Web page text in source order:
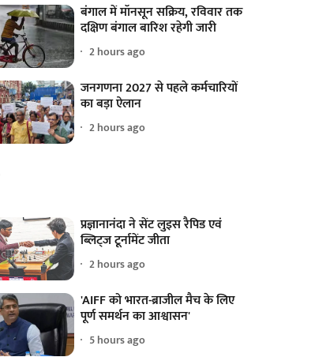
बंगाल में मॉनसून सक्रिय, रविवार तक
दक्षिण बंगाल बारिश रहेगी जारी
2 hours ago
जनगणना 2027 से पहले कर्मचारियों
का बड़ा ऐलान
2 hours ago
प्रज्ञानानंदा ने सेंट लुइस रैपिड एवं
ब्लिट्ज टूर्नामेंट जीता
2 hours ago
'AIFF को भारत-ब्राजील मैच के लिए
पूर्ण समर्थन का आश्वासन'
5 hours ago